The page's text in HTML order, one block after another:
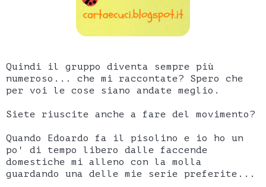
Quindi il gruppo diventa sempre più
numeroso... che mi raccontate? Spero che
per voi le cose siano andate meglio.
Siete riuscite anche a fare del movimento?
Quando Edoardo fa il pisolino e io ho un
po' di tempo libero dalle faccende
domestiche mi alleno con la molla
guardando una delle mie serie preferite...